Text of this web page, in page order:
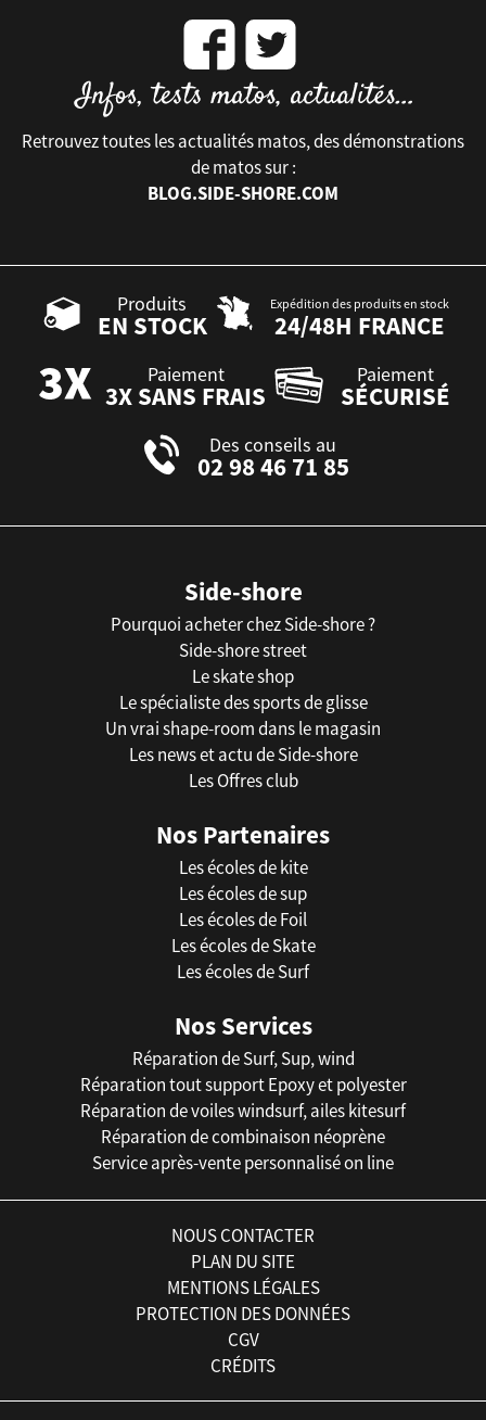
Retrouvez toutes les actualités matos, des démonstrations
de matos sur :
BLOG.SIDE-SHORE.COM
Produits
EN STOCK
Expédition des produits en stock
24/48H FRANCE
Paiement
3X SANS FRAIS
Paiement
SÉCURISÉ
Des conseils au
02 98 46 71 85
Side-shore
Pourquoi acheter chez Side-shore ?
Side-shore street
Le skate shop
Le spécialiste des sports de glisse
Un vrai shape-room dans le magasin
Les news et actu de Side-shore
Les Offres club
Nos Partenaires
Les écoles de kite
Les écoles de sup
Les écoles de Foil
Les écoles de Skate
Les écoles de Surf
Nos Services
Réparation de Surf, Sup, wind
Réparation tout support Epoxy et polyester
Réparation de voiles windsurf, ailes kitesurf
Réparation de combinaison néoprène
Service après-vente personnalisé on line
NOUS CONTACTER
PLAN DU SITE
MENTIONS LÉGALES
PROTECTION DES DONNÉES
CGV
CRÉDITS